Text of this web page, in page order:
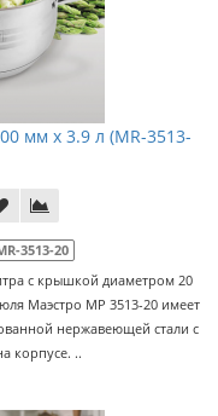
мм x 3.9 л (MR-3513-
3513-20
с крышкой диаметром 20
Маэстро МР 3513-20 имеет
нержавеющей стали с
корпусе. ..